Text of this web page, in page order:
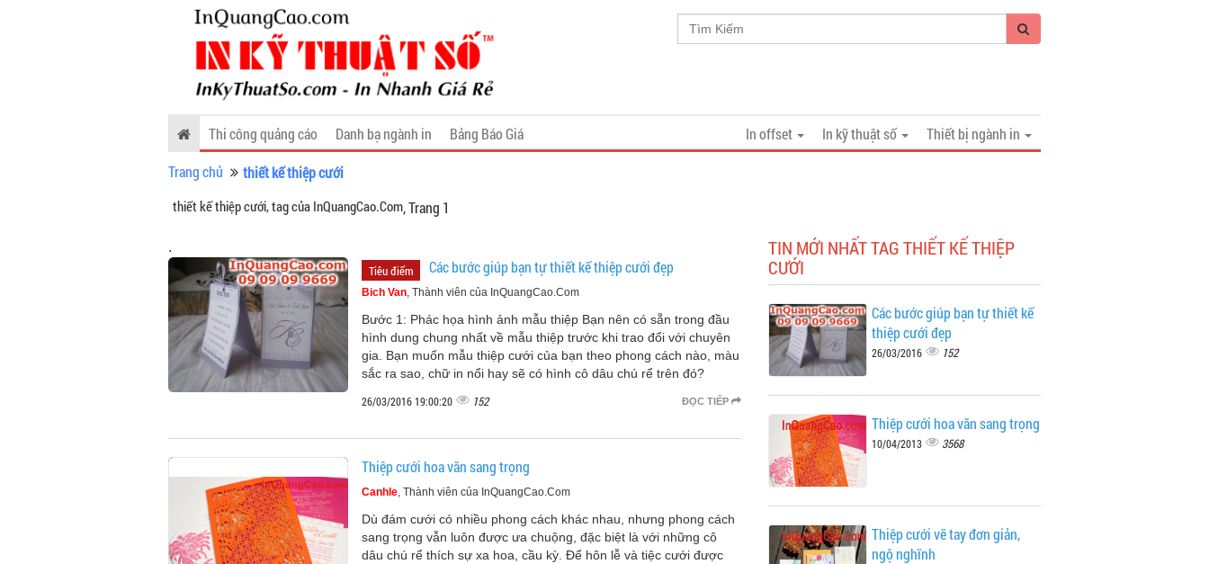
Thi công quảng cáo Thiết bị ngành in
Danh bạ ngành in In kỹ thuật số
In offset
Bảng Báo Giá
Trang chủ
thiết kế thiệp cưới
thiết kế thiệp cưới, tag của InQuangCao.Com, Trang 1
.
Tiêu điểm Các bước giúp bạn tự thiết kế thiệp cưới đẹp
Bich Van, Thành viên của InQuangCao.Com
Bước 1: Phác họa hình ảnh mẫu thiệp Bạn nên có sẵn trong đầu
hình dung chung nhất về mẫu thiệp trước khi trao đổi với chuyên
gia. Bạn muốn mẫu thiệp cưới của bạn theo phong cách nào, màu
sắc ra sao, chữ in nổi hay sẽ có hình cô dâu chú rể trên đó?
ĐỌC TIẾP
26/03/2016 19:00:20 152
Thiệp cưới hoa văn sang trọng
Canhle, Thành viên của InQuangCao.Com
Dù đám cưới có nhiều phong cách khác nhau, nhưng phong cách
sang trọng vẫn luôn được ưa chuộng, đặc biệt là với những cô
dâu chú rể thích sự xa hoa, cầu kỳ. Để hôn lễ và tiệc cưới được
TIN MỚI NHẤT TAG THIẾT KẾ THIỆP
CƯỚI
Các bước giúp bạn tự thiết kế
thiệp cưới đẹp
26/03/2016 152
Thiệp cưới hoa văn sang trọng
10/04/2013 3568
Thiệp cưới vẽ tay đơn giản,
ngộ nghĩnh